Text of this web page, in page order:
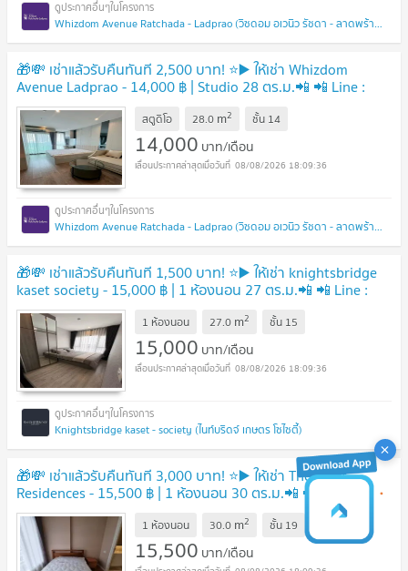
Whizdom Avenue Ratchada - Ladprao (วิซดอม อเวนิว รัชดา - ลาดพร้าว)
🎁💸 เช่าแล้วรับคืนทันที 2,500 บาท! ⭐️▶️ ให้เช่า Whizdom
Avenue Ladprao - 14,000 ฿ | Studio 28 ตร.ม.📲 📲 Line :
0842932624 / Junesone520🎉
สตูดิโอ 28.0 m2 ชั้น 14
14,000 บาท/เดือน
08/08/2026 18:09:36
Whizdom Avenue Ratchada - Ladprao (วิซดอม อเวนิว รัชดา - ลาดพร้าว)
🎁💸 เช่าแล้วรับคืนทันที 1,500 บาท! ⭐️▶️ ให้เช่า knightsbridge
kaset society - 15,000 ฿ | 1 ห้องนอน 27 ตร.ม.📲 📲 Line :
0842932624 / Junesone520🎉
1 ห้องนอน 27.0 m2 ชั้น 15
15,000 บาท/เดือน
08/08/2026 18:09:36
Knightsbridge kaset - society (ไนท์บริดจ์ เกษตร โซไซตี้)
🎁💸 เช่าแล้วรับคืนทันที 3,000 บาท! ⭐️▶️ ให้เช่า The Saint
Residences - 15,500 ฿ | 1 ห้องนอน 30 ตร.ม.📲 📲 Line :
0842932624 / Junesone520🎉
1 ห้องนอน 30.0 m2 ชั้น 19
15,500 บาท/เดือน